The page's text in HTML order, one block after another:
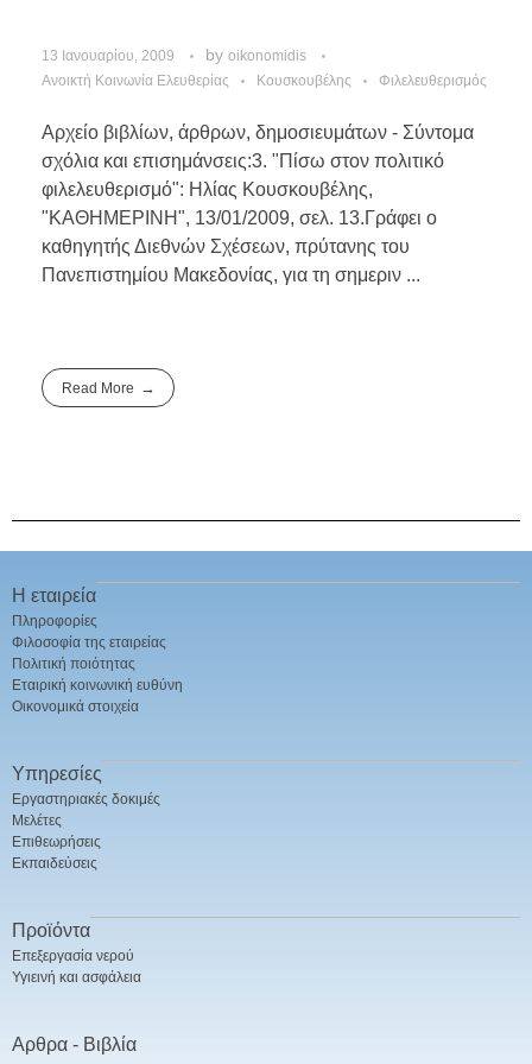
13 Ιανουαρίου, 2009 by oikonomidis
Ανοικτή Κοινωνία Ελευθερίας
Κουσκουβέλης Φιλελευθερισμός
Αρχείο βιβλίων, άρθρων, δημοσιευμάτων - Σύντομα
σχόλια και επισημάνσεις:3. "Πίσω στον πολιτικό
φιλελευθερισμό": Ηλίας Κουσκουβέλης,
"ΚΑΘΗΜΕΡΙΝΗ", 13/01/2009, σελ. 13.Γράφει ο
καθηγητής Διεθνών Σχέσεων, πρύτανης του
Πανεπιστημίου Μακεδονίας, για τη σημεριν ...
Read More
Η εταιρεία
Πληροφορίες
Φιλοσοφία της εταιρείας
Πολιτική ποιότητας
Εταιρική κοινωνική ευθύνη
Οικονομικά στοιχεία
Υπηρεσίες
Εργαστηριακές δοκιμές
Μελέτες
Επιθεωρήσεις
Εκπαιδεύσεις
Προϊόντα
Επεξεργασία νερού
Υγιεινή και ασφάλεια
Αρθρα - Βιβλία